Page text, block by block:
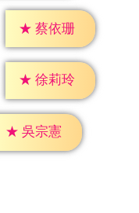
★ 蔡依珊
★ 徐莉玲
★ 吳宗憲